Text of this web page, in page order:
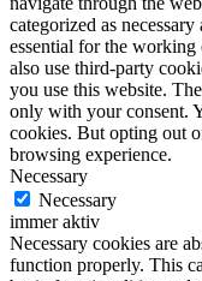
categorized as
essential for the
also use third-party
you use this website.
only with your consent.
cookies. But opting out
browsing experience.
Necessary
Necessary
immer aktiv
Necessary cookies are
function properly. This